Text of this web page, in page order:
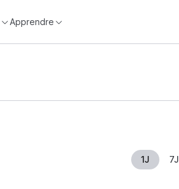
Apprendre
1J 7J